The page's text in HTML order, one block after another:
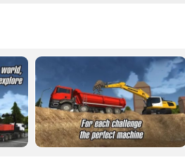
冒险解谜
1百+款手游
模拟经营
1百+款手游
儿童教育
1百+款手游